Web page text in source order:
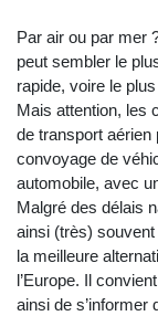
Par air ou par mer
peut sembler le
rapide, voire le
Mais attention, les
de transport aérien
convoyage de
automobile, avec
Malgré des délais
ainsi (très) souvent
la meilleure
l’Europe. Il convient
ainsi de